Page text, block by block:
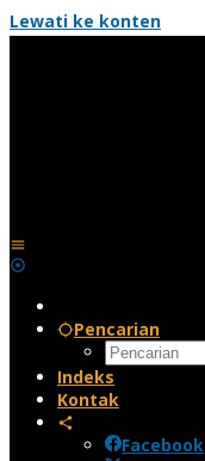
Lewati ke konten
Pencarian
Indeks
Kontak
Facebook